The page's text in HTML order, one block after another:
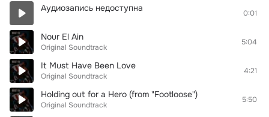
Аудиозапись недоступна 0:01
Nour El Ain
Original Soundtrack
5:04
It Must Have Been Love
Original Soundtrack
4:21
Holding out for a Hero (from "Footloose")
Original Soundtrack
5:50